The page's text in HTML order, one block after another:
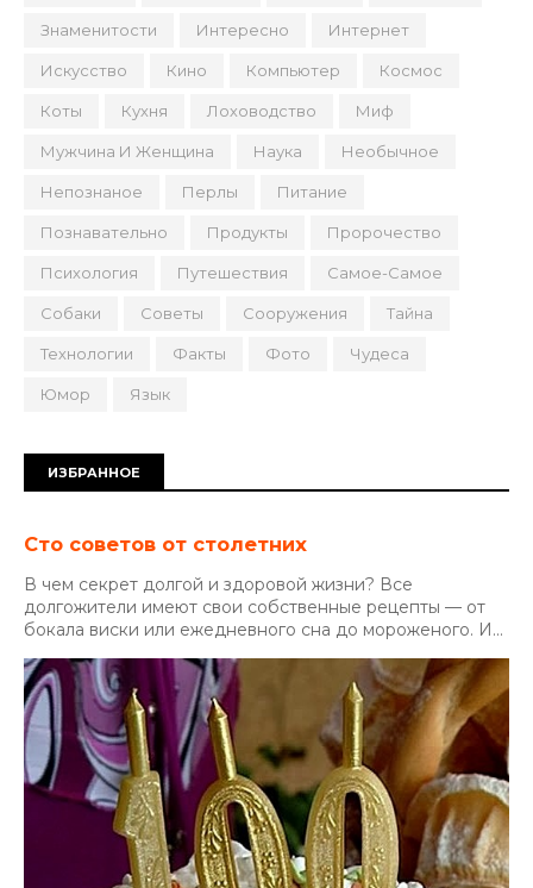
Знаменитости Интересно Интернет
Искусство Кино Компьютер Космос
Коты Кухня Лоховодство Миф
Мужчина И Женщина Наука Необычное
Непознаное Перлы Питание
Познавательно Продукты Пророчество
Психология Путешествия Самое-Самое
Собаки Советы Сооружения Тайна
Технологии Факты Фото Чудеса
Юмор Язык
ИЗБРАННОЕ
Сто советов от столетних
В чем секрет долгой и здоровой жизни? Все
долгожители имеют свои собственные рецепты — от
бокала виски или ежедневного сна до мороженого. И...